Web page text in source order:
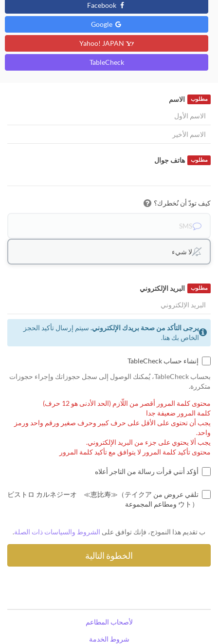
Facebook
Google
TableCheck
الاسم مطلوب
هاتف جوال مطلوب
كيف تودّ أن نُخطرك؟
SMS
لا شيء
البريد الإلكتروني مطلوب
يرجى التأكد من صحة بريدك الإلكتروني. سيتم إرسال تأكيد الحجز
الخاص بك هنا.
إنشاء حساب TableCheck
بحساب TableCheck، يُمكنك الوصول إلى سجل حجوزاتك وإجراء حجوزات
متكررة.
محتوى كلمة المرور أقصر من اللّازم (الحد الأدنى هو 12 حرف)
كلمة المرور ضعيفة جدا
يجب أن تحتوى على الأقل على حرف كبير وحرف صغير ورقم واحد ورمز
واحد.
يجب ألا يحتوي على جزء من البريد الإلكتروني.
محتوى تأكيد كلمة المرور لا يتوافق مع تأكيد كلمة المرور
أؤكد أنني قرأت رسالة من التاجر أعلاه
تلقي عروض من ビストロ カルネジーオ ≪恵比寿≫（テイクア
ウト） ومطاعم المجموعة
ب تقديم هذا النموذج، فإنك توافق على الشروط والسياسات ذات الصلة.
لأصحاب المطاعم
شروط الخدمة